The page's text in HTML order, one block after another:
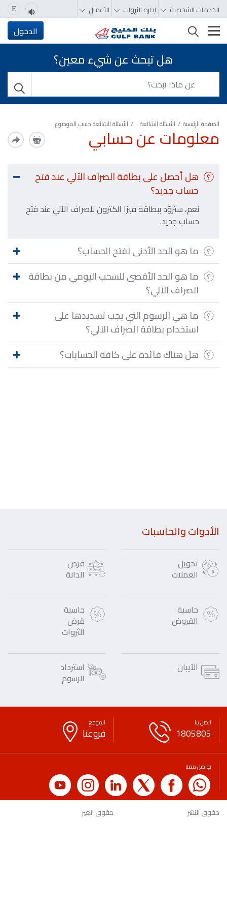
الخدمات الشخصية إدارة الثروات الأعمال E
تغيير التصفّح الدخول
هل تبحث عن شيء معين؟
الصفحة الرئيسية الأسئلة الشائعة الأسئلة الشائعة حسب الموضوع
معلومات عن حسابي
هل أحصل على بطاقة الصراف الآلي عند فتح
حساب جديد؟
نعم، ستزوّد ببطاقة فيزا الكترون للصراف الآلي عند فتح
حساب جديد.
ما هو الحد الأدنى لفتح الحساب؟
ما هو الحد الأقصى للسحب اليومي من بطاقة
الصراف الآلي؟
ما هي الرسوم التي يجب تسديدها على
استخدام بطاقة الصراف الآلي؟
هل هناك فائدة على كافة الحسابات؟
الأدوات والحاسبات
تحويل
العملات
فرص
الدانة
حاسبة
القروض
حاسبة
قرض
الثروات
الآيبان استرداد
الرسوم
اتصل بنا
1805805
الموقع
فروعنا
تواصل معنا
حقوق النشر
حقوق الغير